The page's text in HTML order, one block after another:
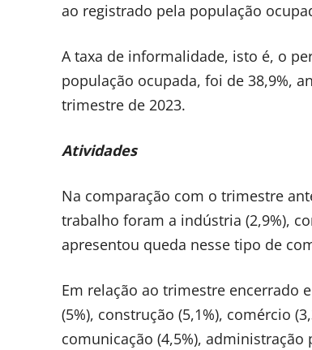
ao registrado pela população
A taxa de informalidade, isto é, o
população ocupada, foi de 38,9%,
trimestre de 2023.
Atividades
Na comparação com o trimestre
trabalho foram a indústria (2,9%),
apresentou queda nesse tipo de
Em relação ao trimestre encerrado
(5%), construção (5,1%), comércio
comunicação (4,5%), administração